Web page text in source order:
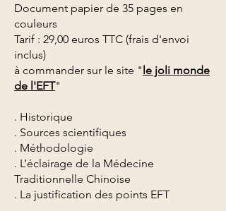
Document papier de 35 pages en
couleurs
Tarif : 29,00 euros TTC (frais d'envoi
inclus)
à commander sur le site "le joli monde
de l'EFT"
. Historique
. Sources scientifiques
. Méthodologie
. L’éclairage de la Médecine
Traditionnelle Chinoise
. La justification des points EFT